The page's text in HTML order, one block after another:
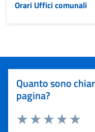
Orari Uffici comunali
Quanto sono
pagina?